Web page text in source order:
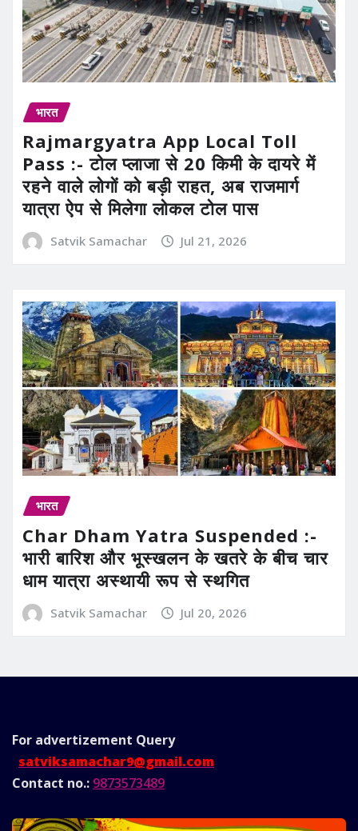
भारत
Rajmargyatra App Local Toll
Pass :- टोल प्लाजा से 20 किमी के दायरे में
रहने वाले लोगों को बड़ी राहत, अब राजमार्ग
यात्रा ऐप से मिलेगा लोकल टोल पास
Satvik Samachar Jul 21, 2026
भारत
Char Dham Yatra Suspended :-
भारी बारिश और भूस्खलन के खतरे के बीच चार
धाम यात्रा अस्थायी रूप से स्थगित
Satvik Samachar Jul 20, 2026
For advertizement Query
satviksamachar9@gmail.com
Contact no.: 9873573489